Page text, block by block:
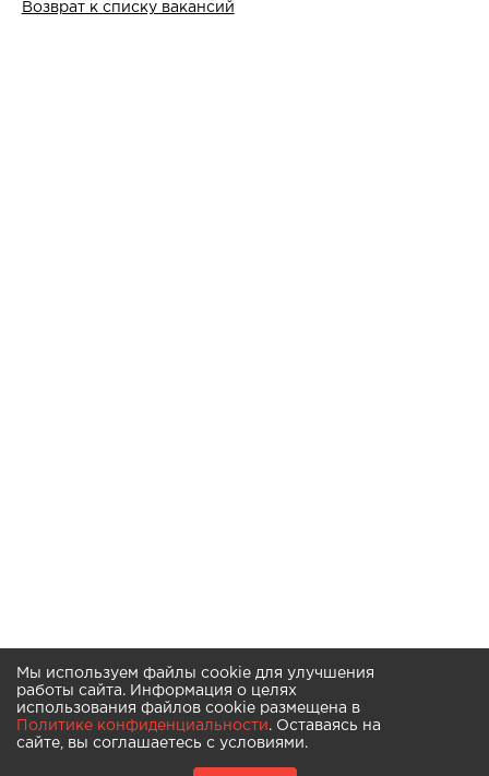
Возврат к списку вакансий
Мы используем файлы cookie для улучшения
работы сайта. Информация о целях
использования файлов cookie размещена в
Политике конфиденциальности. Оставаясь на
сайте, вы соглашаетесь с условиями.